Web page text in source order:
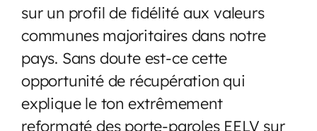
sur un profil de fidélité aux valeurs
communes majoritaires dans notre
pays. Sans doute est-ce cette
opportunité de récupération qui
explique le ton extrêmement
reformaté des porte-paroles EELV sur